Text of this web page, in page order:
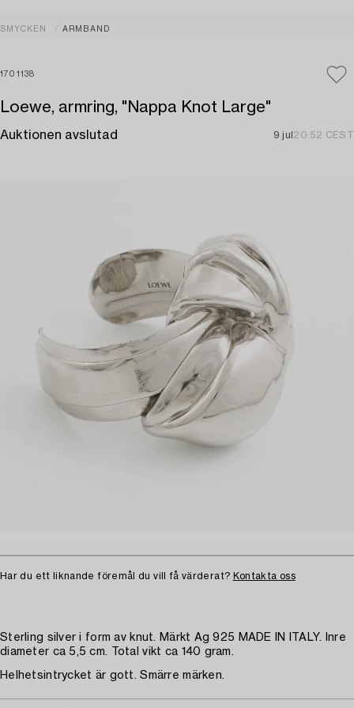
SMYCKEN ARMBAND
1701138
Loewe, armring, "Nappa Knot Large"
Auktionen avslutad 9 jul 20:52 CEST
Har du ett liknande föremål du vill få värderat? Kontakta oss
Sterling silver i form av knut. Märkt Ag 925 MADE IN ITALY. Inre
diameter ca 5,5 cm. Total vikt ca 140 gram.
Helhetsintrycket är gott. Smärre märken.